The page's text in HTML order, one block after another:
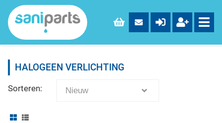
HALOGEEN VERLICHTING
Sorteren: Nieuw